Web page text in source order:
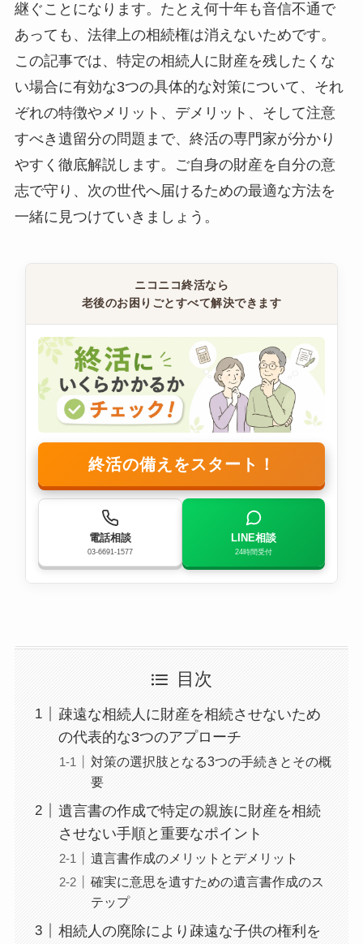
継ぐことになります。たとえ何十年も音信不通で
あっても、法律上の相続権は消えないためです。
この記事では、特定の相続人に財産を残したくな
い場合に有効な3つの具体的な対策について、それ
ぞれの特徴やメリット、デメリット、そして注意
すべき遺留分の問題まで、終活の専門家が分かり
やすく徹底解説します。ご自身の財産を自分の意
志で守り、次の世代へ届けるための最適な方法を
一緒に見つけていきましょう。
ニコニコ終活なら
老後のお困りごとすべて解決できます
終活の備えをスタート！
電話相談
03-6691-1577
LINE相談
24時間受付
目次
疎遠な相続人に財産を相続させないため
の代表的な3つのアプローチ
対策の選択肢となる3つの手続きとその概
要
遺言書の作成で特定の親族に財産を相続
させない手順と重要なポイント
遺言書作成のメリットとデメリット
確実に意思を遺すための遺言書作成のス
テップ
相続人の廃除により疎遠な子供の権利を